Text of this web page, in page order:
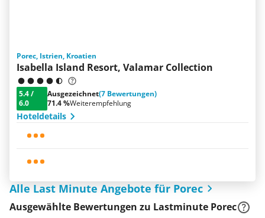
Porec, Istrien, Kroatien
Isabella Island Resort, Valamar Collection
5.4/
6.0
Ausgezeichnet(7 Bewertungen)
71.4 %Weiterempfehlung
Hoteldetails
Alle Last Minute Angebote für Porec
Ausgewählte Bewertungen zu Lastminute Porec